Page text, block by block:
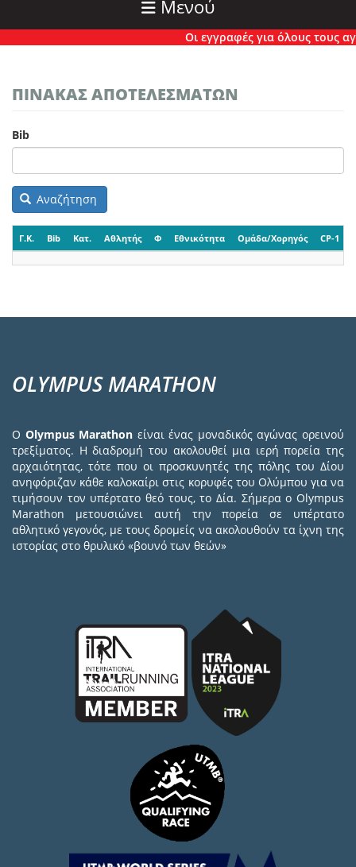
Μενού
Οι εγγραφές για όλους τους
ΠΙΝΑΚΑΣ ΑΠΟΤΕΛΕΣΜΑΤΩΝ
Bib
Αναζήτηση
Γ.Κ. Bib Κατ. Αθλητής Φ Εθνικότητα Ομάδα/Χορηγός CP-1
OLYMPUS MARATHON
Ο Olympus Marathon είναι ένας μοναδικός αγώνας ορεινού
τρεξίματος. Η διαδρομή του ακολουθεί μια ιερή πορεία της
αρχαιότητας, τότε που οι προσκυνητές της πόλης του Δίου
ανηφόριζαν κάθε καλοκαίρι στις κορυφές του Ολύμπου για να
τιμήσουν τον υπέρτατο θεό τους, το Δία. Σήμερα ο Olympus
Marathon μετουσιώνει αυτή την πορεία σε υπέρτατο
αθλητικό γεγονός, με τους δρομείς να ακολουθούν τα ίχνη της
ιστορίας στο θρυλικό «βουνό των θεών»